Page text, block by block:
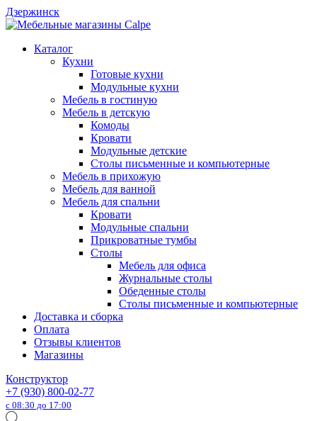
Дзержинск
Каталог
Кухни
Готовые кухни
Модульные кухни
Мебель в гостиную
Мебель в детскую
Комоды
Кровати
Модульные детские
Столы письменные и компьютерные
Мебель в прихожую
Мебель для ванной
Мебель для спальни
Кровати
Модульные спальни
Прикроватные тумбы
Столы
Мебель для офиса
Журнальные столы
Обеденные столы
Столы письменные и компьютерные
Доставка и сборка
Оплата
Отзывы клиентов
Магазины
Конструктор
+7 (930) 800-02-77
с 08:30 до 17:00